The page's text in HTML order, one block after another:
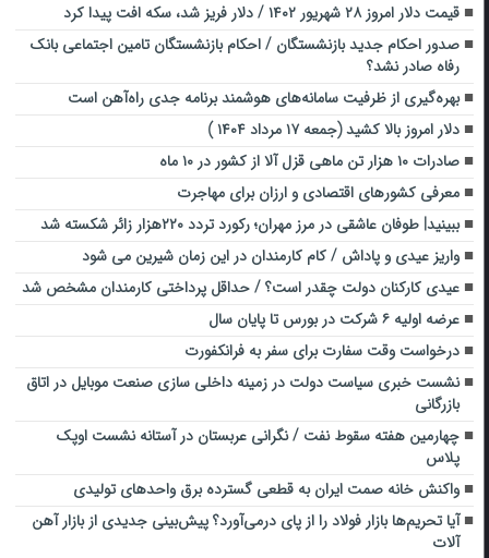
قیمت دلار امروز ۲۸ شهریور ۱۴۰۲ / دلار فریز شد، سکه افت پیدا کرد
صدور احکام جدید بازنشستگان / احکام بازنشستگان تامین اجتماعی بانک
رفاه صادر نشد؟
بهره‌گیری از ظرفیت سامانه‌های هوشمند برنامه جدی راه‌آهن است
دلار امروز بالا کشید (جمعه ۱۷ مرداد ۱۴۰۴ )
صادرات ۱۰ هزار تن ماهی قزل آلا از کشور در ۱۰ ماه
معرفی کشورهای اقتصادی و ارزان برای مهاجرت
ببینید| طوفان عاشقی در مرز مهران؛ رکورد تردد ۲۲۰هزار زائر ‌شکسته شد
واریز عیدی و پاداش / کام کارمندان در این زمان شیرین می شود
عیدی کارکنان دولت چقدر است؟ / حداقل پرداختی کارمندان مشخص شد
عرضه اولیه ۶ شرکت در بورس تا پایان سال
درخواست وقت سفارت برای سفر به فرانکفورت
نشست خبری سیاست دولت در زمینه داخلی سازی صنعت موبایل در اتاق
بازرگانی
چهارمین هفته سقوط نفت / نگرانی عربستان در آستانه نشست اوپک
پلاس
واکنش خانه صمت ایران به قطعی گسترده برق واحدهای تولیدی
آیا تحریم‌ها بازار فولاد را از پای درمی‌آورد؟ پیش‌بینی جدیدی از بازار آهن
آلات